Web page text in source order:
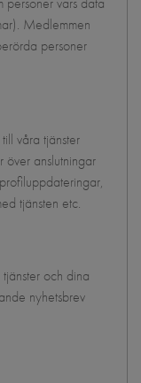
Medlemmen
personer
våra tjänster
över anslutningar
tjänsten etc.
och dina
nyhetsbrev